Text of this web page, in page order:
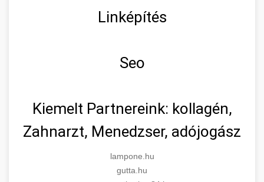
Linképítés
Seo
Kiemelt Partnereink: kollagén,
Zahnarzt, Menedzser, adójogász
lampone.hu
gutta.hu